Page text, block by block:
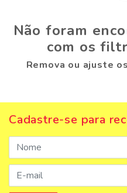
Não foram
com os
Remova ou ajuste
Cadastre-se para